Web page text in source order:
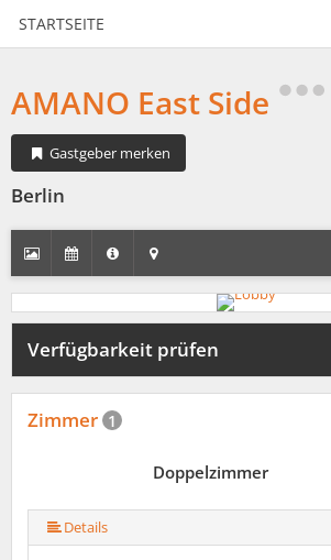
STARTSEITE
AMANO East Side
Gastgeber merken
Berlin
Verfügbarkeit prüfen
Zimmer 1
Doppelzimmer
Details